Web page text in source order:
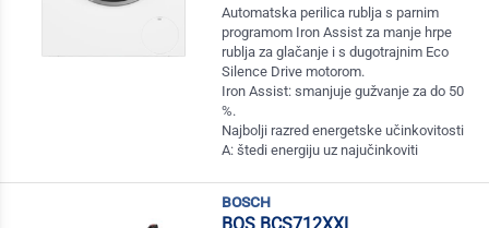
Automatska perilica rublja s parnim
programom Iron Assist za manje hrpe
rublja za glačanje i s dugotrajnim Eco
Silence Drive motorom.
Iron Assist: smanjuje gužvanje za do 50
%.
Najbolji razred energetske učinkovitosti
A: štedi energiju uz najučinkoviti
bosch